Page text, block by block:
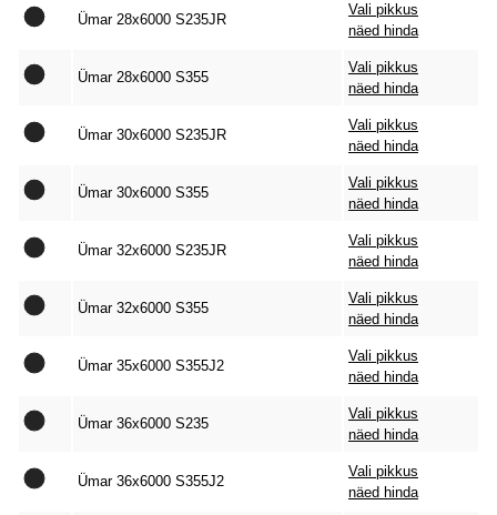
Ümar 28x6000 S235JR
Vali pikkus
näed hinda
Ümar 28x6000 S355
Vali pikkus
näed hinda
Ümar 30x6000 S235JR
Vali pikkus
näed hinda
Ümar 30x6000 S355
Vali pikkus
näed hinda
Ümar 32x6000 S235JR
Vali pikkus
näed hinda
Ümar 32x6000 S355
Vali pikkus
näed hinda
Ümar 35x6000 S355J2
Vali pikkus
näed hinda
Ümar 36x6000 S235
Vali pikkus
näed hinda
Ümar 36x6000 S355J2
Vali pikkus
näed hinda